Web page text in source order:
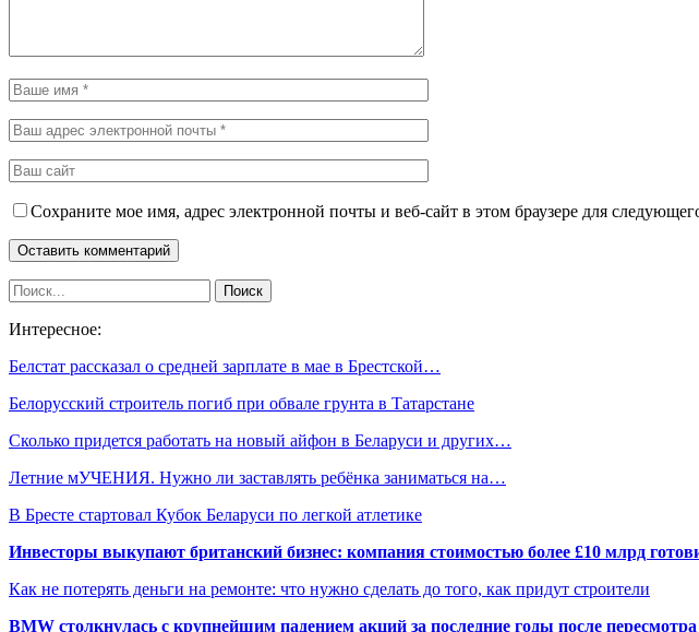
Сохраните мое имя, адрес электронной почты и веб-сайт в этом браузере для
Интересное:
Белстат рассказал о средней зарплате в мае в Брестской…
Белорусский строитель погиб при обвале грунта в Татарстане
Сколько придется работать на новый айфон в Беларуси и других…
Летние мУЧЕНИЯ. Нужно ли заставлять ребёнка заниматься на…
В Бресте стартовал Кубок Беларуси по легкой атлетике
Инвесторы выкупают британский бизнес: компания стоимостью более £10 млрд
Как не потерять деньги на ремонте: что нужно сделать до того, как придут строители
BMW столкнулась с крупнейшим падением акций за последние годы после пересмотра